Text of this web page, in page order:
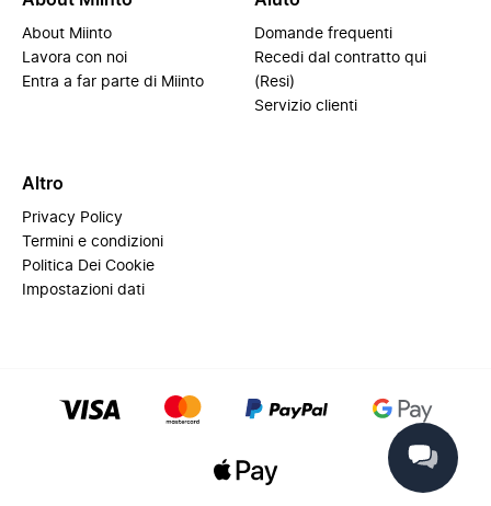
About Miinto
Lavora con noi
Entra a far parte di Miinto
Domande frequenti
Recedi dal contratto qui
(Resi)
Servizio clienti
Altro
Privacy Policy
Termini e condizioni
Politica Dei Cookie
Impostazioni dati